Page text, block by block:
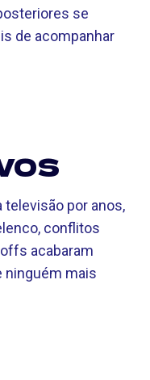
se
de acompanhar
televisão por anos,
conflitos
acabaram
ninguém mais